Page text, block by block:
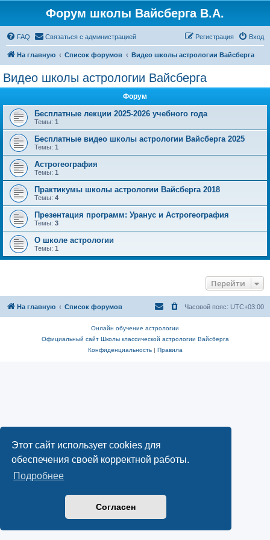
Этот сайт использует cookies для
обеспечения своей корректной работы.
Подробнее
Согласен
Форум школы Вайсберга В.А.
FAQ Связаться с администрацией Вход
Регистрация
На главную Список форумов Видео школы астрологии Вайсберга
Видео школы астрологии Вайсберга
Форум
Бесплатные лекции 2025-2026 учебного года
Темы: 1
Бесплатные видео школы астрологии Вайсберга 2025
Темы: 1
Астрогеография
Темы: 1
Практикумы школы астрологии Вайсберга 2018
Темы: 4
Презентация программ: Уранус и Астрогеография
Темы: 3
О школе астрологии
Темы: 1
Перейти
На главную Список форумов Часовой пояс: UTC+03:00
Онлайн обучение астрологии
Официальный сайт Школы классической астрологии Вайсберга
Конфиденциальность| Правила